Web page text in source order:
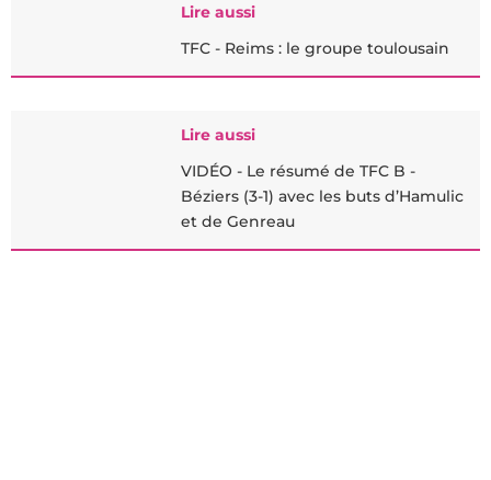
Lire aussi
TFC - Reims : le groupe toulousain
Lire aussi
VIDÉO - Le résumé de TFC B -
Béziers (3-1) avec les buts d’Hamulic
et de Genreau